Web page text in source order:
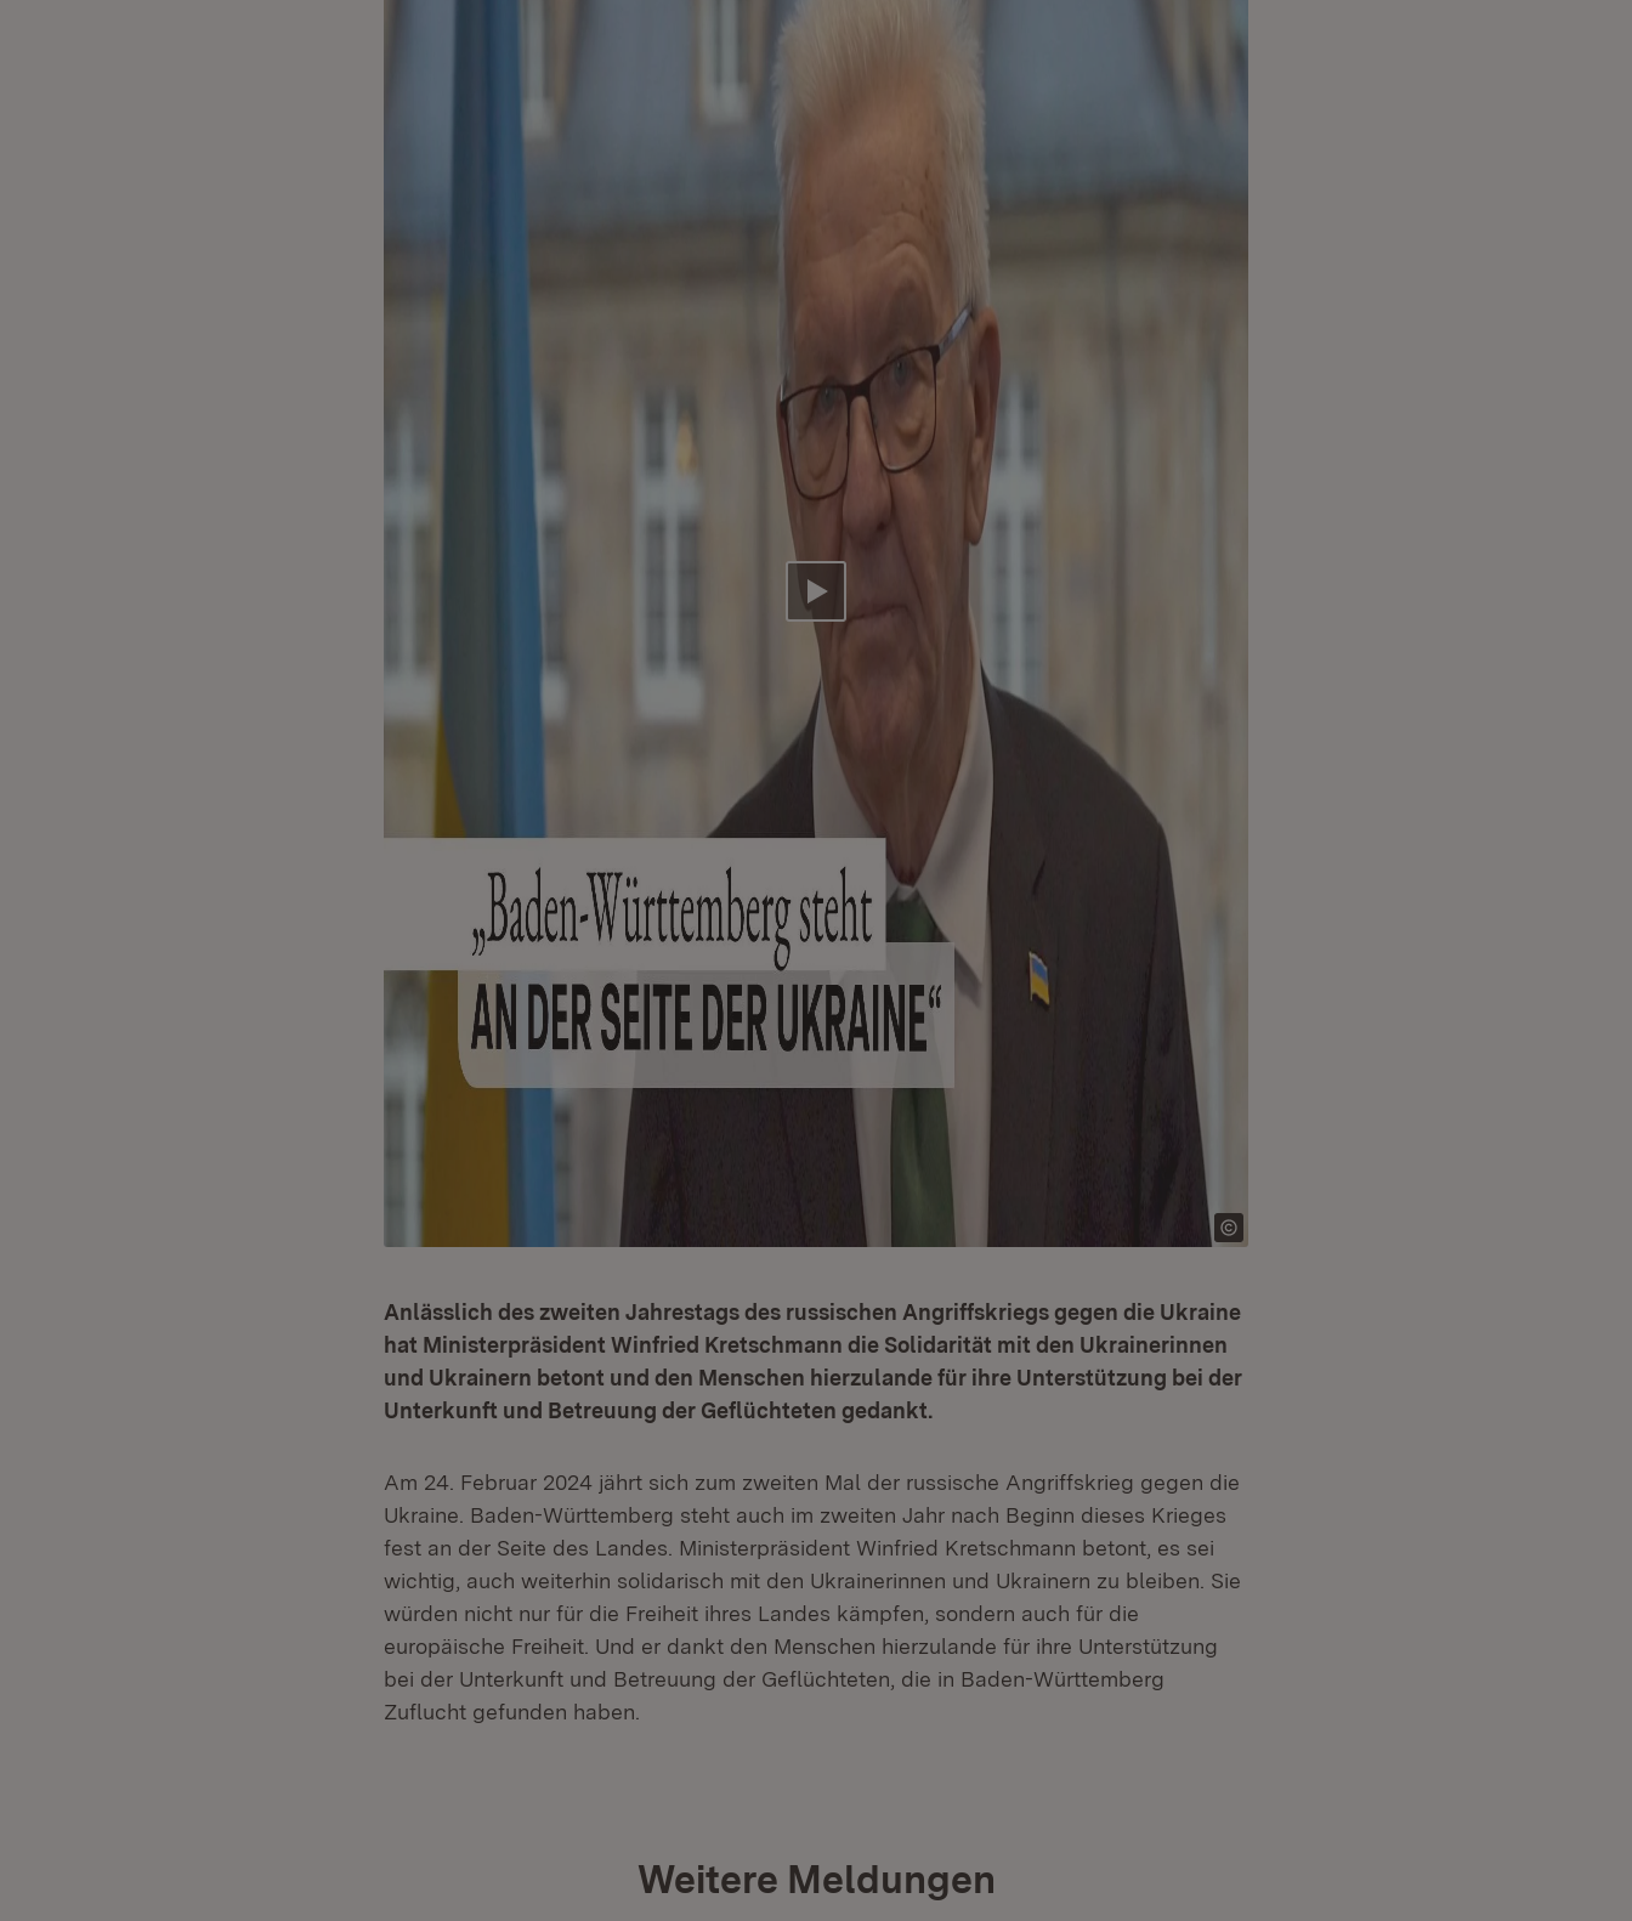
Video abspielen
Anlässlich des zweiten Jahrestags des russischen Angriffskriegs gegen die Ukraine
hat Ministerpräsident Winfried Kretschmann die Solidarität mit den Ukrainerinnen
und Ukrainern betont und den Menschen hierzulande für ihre Unterstützung bei der
Unterkunft und Betreuung der Geflüchteten gedankt.
Am 24. Februar 2024 jährt sich zum zweiten Mal der russische Angriffskrieg gegen die
Ukraine. Baden-Württemberg steht auch im zweiten Jahr nach Beginn dieses Krieges
fest an der Seite des Landes. Ministerpräsident Winfried Kretschmann betont, es sei
wichtig, auch weiterhin solidarisch mit den Ukrainerinnen und Ukrainern zu bleiben. Sie
würden nicht nur für die Freiheit ihres Landes kämpfen, sondern auch für die
europäische Freiheit. Und er dankt den Menschen hierzulande für ihre Unterstützung
bei der Unterkunft und Betreuung der Geflüchteten, die in Baden-Württemberg
Zuflucht gefunden haben.
Weitere Meldungen